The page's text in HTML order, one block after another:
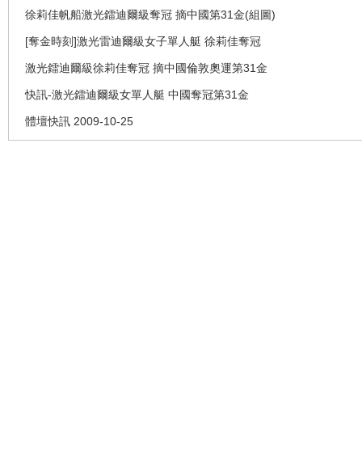
徐莉佳帆船激光鐳迪爾級奪冠 摘中國第31金(組圖)
[奪金時刻]激光雷迪爾級女子單人艇 徐莉佳奪冠
激光鐳迪爾級徐莉佳奪冠 摘中國倫敦奧運第31金
快訊-激光鐳迪爾級女單人艇 中國奪冠第31金
體壇快訊 2009-10-25